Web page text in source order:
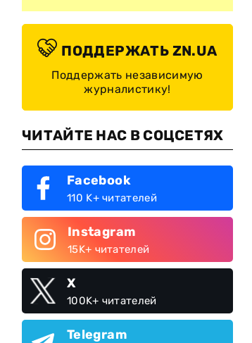
ПОДДЕРЖАТЬ ZN.UA
Поддержать независимую
журналистику!
ЧИТАЙТЕ НАС В СОЦСЕТЯХ
Facebook
110 K+ читателей
Instagram
15K+ читателей
X
100K+ читателей
Telegram